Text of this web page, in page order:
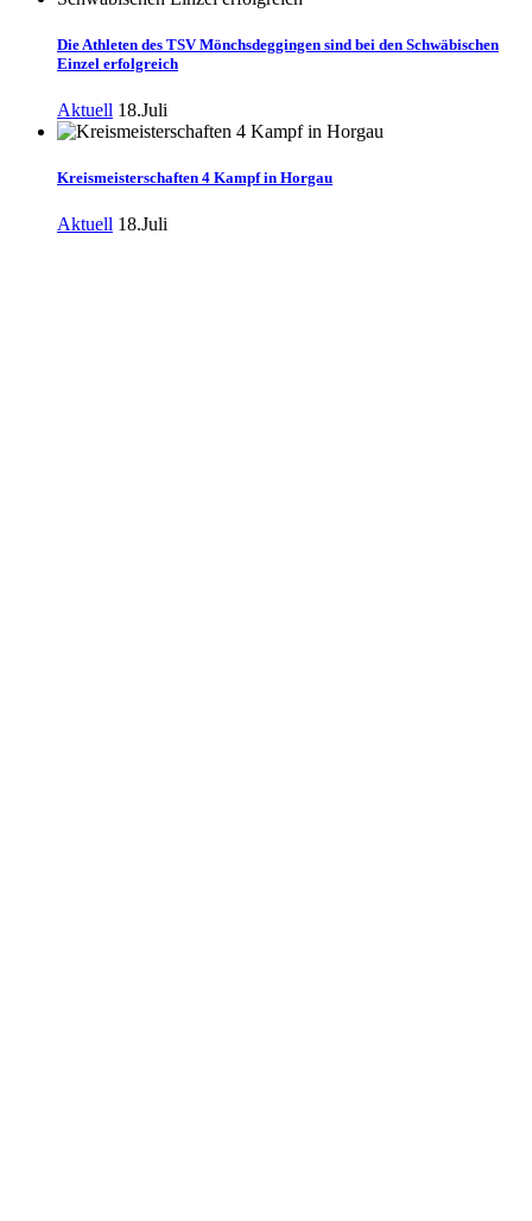
Die Athleten des TSV Mönchsdeggingen sind bei den Schwäbischen
Einzel erfolgreich
Aktuell 18.Juli
Kreismeisterschaften 4 Kampf in Horgau
Aktuell 18.Juli